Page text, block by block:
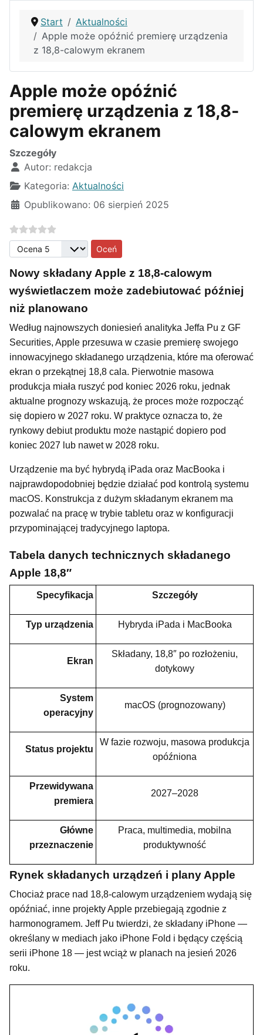
Start
Aktualności
Apple może opóźnić premierę urządzenia
z 18,8-calowym ekranem
Apple może opóźnić
premierę urządzenia z 18,8-
calowym ekranem
Szczegóły
Autor: redakcja
Kategoria: Aktualności
Opublikowano: 06 sierpień 2025
Proszę, oceń
Nowy składany Apple z 18,8-calowym
wyświetlaczem może zadebiutować później
niż planowano
Według najnowszych doniesień analityka Jeffa Pu z GF
Securities, Apple przesuwa w czasie premierę swojego
innowacyjnego składanego urządzenia, które ma oferować
ekran o przekątnej 18,8 cala. Pierwotnie masowa
produkcja miała ruszyć pod koniec 2026 roku, jednak
aktualne prognozy wskazują, że proces może rozpocząć
się dopiero w 2027 roku. W praktyce oznacza to, że
rynkowy debiut produktu może nastąpić dopiero pod
koniec 2027 lub nawet w 2028 roku.
Urządzenie ma być hybrydą iPada oraz MacBooka i
najprawdopodobniej będzie działać pod kontrolą systemu
macOS. Konstrukcja z dużym składanym ekranem ma
pozwalać na pracę w trybie tabletu oraz w konfiguracji
przypominającej tradycyjnego laptopa.
Tabela danych technicznych składanego
Apple 18,8″
Specyfikacja Szczegóły
Typ urządzenia Hybryda iPada i MacBooka
Ekran
Składany, 18,8″ po rozłożeniu,
dotykowy
System
operacyjny
macOS (prognozowany)
Status projektu
W fazie rozwoju, masowa produkcja
opóźniona
Przewidywana
premiera
2027–2028
Główne
przeznaczenie
Praca, multimedia, mobilna
produktywność
Rynek składanych urządzeń i plany Apple
Chociaż prace nad 18,8-calowym urządzeniem wydają się
opóźniać, inne projekty Apple przebiegają zgodnie z
harmonogramem. Jeff Pu twierdzi, że składany iPhone —
określany w mediach jako iPhone Fold i będący częścią
serii iPhone 18 — jest wciąż w planach na jesień 2026
roku.